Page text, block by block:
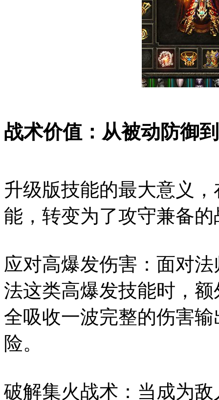
战术价值：从被动防御
升级版技能的最大意义
能，转变为了攻守兼备
应对高爆发伤害：面对
法这类高爆发技能时，
全吸收一波完整的伤害
险。
破解集火战术：当成为